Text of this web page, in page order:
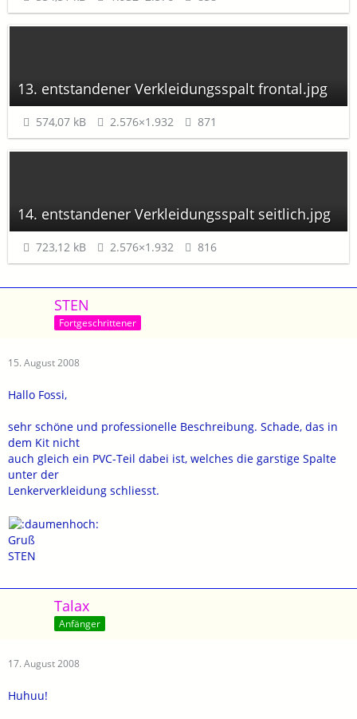
13. entstandener Verkleidungsspalt frontal.jpg
574,07 kB 2.576×1.932 871
14. entstandener Verkleidungsspalt seitlich.jpg
723,12 kB 2.576×1.932 816
STEN
Fortgeschrittener
15. August 2008
Hallo Fossi,
sehr schöne und professionelle Beschreibung. Schade, das in
dem Kit nicht
auch gleich ein PVC-Teil dabei ist, welches die garstige Spalte
unter der
Lenkerverkleidung schliesst.
Gruß
STEN
Talax
Anfänger
17. August 2008
Huhuu!